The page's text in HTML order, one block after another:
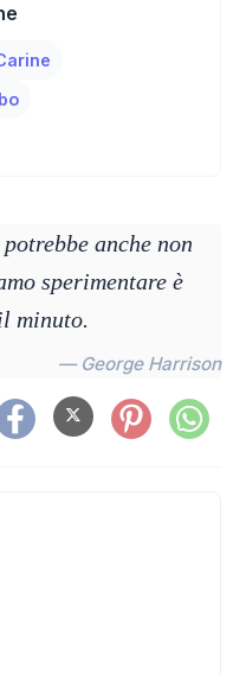
anche non
sperimentare è
minuto.
— George Harrison